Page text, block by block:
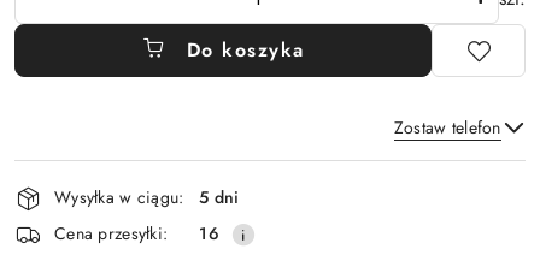
Do koszyka
Zostaw telefon
Wyślij
Dostępność
i
dostawa
Wysyłka w ciągu:
5 dni
Cena przesyłki:
16